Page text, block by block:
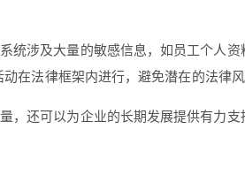
统涉及大量的敏感信息，如员工个人
在法律框架内进行，避免潜在的法律风
，还可以为企业的长期发展提供有力支